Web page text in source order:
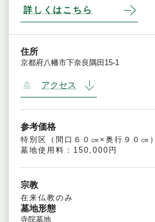
詳しくはこちら
住所
京都府八幡市下奈良隅田15-1
アクセス
参考価格
特別区（間口６０㎝×奥行９０㎝）
墓地使用料：150,000円
宗教
在来仏教のみ
墓地形態
寺院墓地